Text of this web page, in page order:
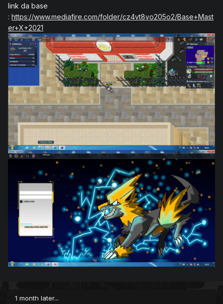
link da base
: https://www.mediafire.com/folder/cz4vt8vo205o2/Base+Mast
er+X+2021
1 month later...